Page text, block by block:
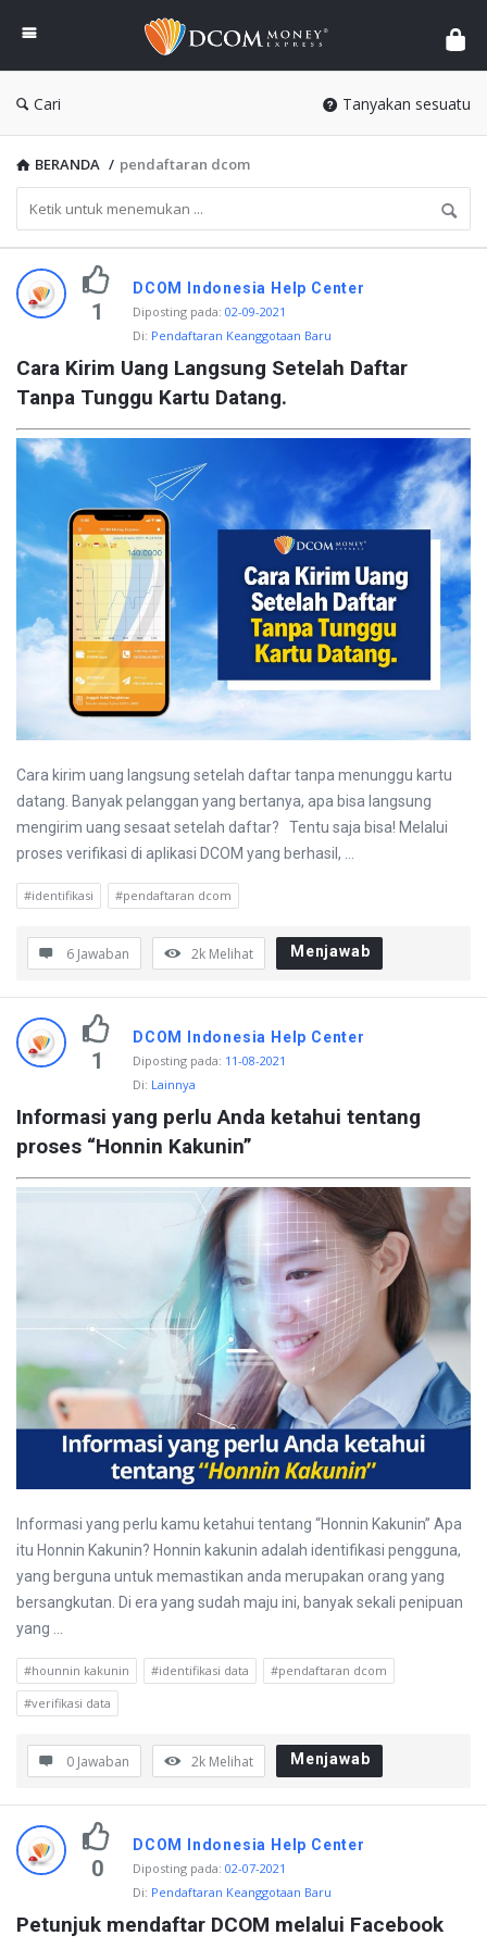
DCOM
Money
Express
Cari Tanyakan sesuatu
BERANDA / pendaftaran dcom
D
i
c
y
T
b
a
u
e
r
t
a
n
y
a
a
n
1
DCOM Indonesia Help Center
Diposting pada: 02-09-2021
Di: Pendaftaran Keanggotaan Baru
Cara Kirim Uang Langsung Setelah Daftar
Tanpa Tunggu Kartu Datang.
Cara kirim uang langsung setelah daftar tanpa menunggu kartu
datang. Banyak pelanggan yang bertanya, apa bisa langsung
mengirim uang sesaat setelah daftar? Tentu saja bisa! Melalui
proses verifikasi di aplikasi DCOM yang berhasil, ...
#identifikasi #pendaftaran dcom
6 Jawaban 2k Melihat Menjawab
1
DCOM Indonesia Help Center
Diposting pada: 11-08-2021
Di: Lainnya
Informasi yang perlu Anda ketahui tentang
proses “Honnin Kakunin”
Informasi yang perlu kamu ketahui tentang “Honnin Kakunin” Apa
itu Honnin Kakunin? Honnin kakunin adalah identifikasi pengguna,
yang berguna untuk memastikan anda merupakan orang yang
bersangkutan. Di era yang sudah maju ini, banyak sekali penipuan
yang ...
#hounnin kakunin #identifikasi data
#pendaftaran dcom
#verifikasi data
0 Jawaban 2k Melihat Menjawab
0
DCOM Indonesia Help Center
Diposting pada: 02-07-2021
Di: Pendaftaran Keanggotaan Baru
Petunjuk mendaftar DCOM melalui Facebook